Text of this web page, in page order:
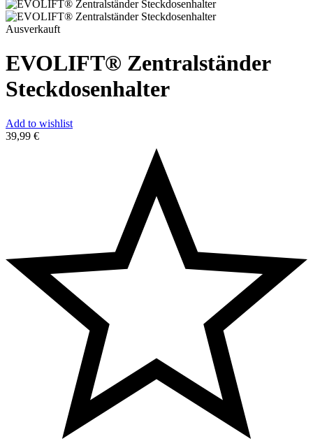
Ausverkauft
EVOLIFT® Zentralständer
Steckdosenhalter
Add to wishlist
39,99 €